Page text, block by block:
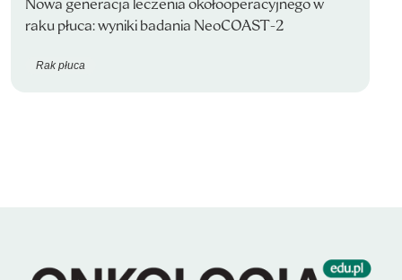
Nowa generacja leczenia okołooperacyjnego w
raku płuca: wyniki badania NeoCOAST-2
Rak płuca